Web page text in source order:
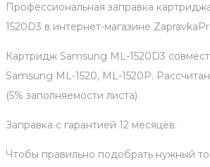
Профессиональная заправка
1520D3 в интернет-магазине
Картридж Samsung ML-1520D3
Samsung ML-1520, ML-1520P.
(5% заполняемости листа).
Заправка с гарантией 12 месяцев.
Чтобы правильно подобрать нужный